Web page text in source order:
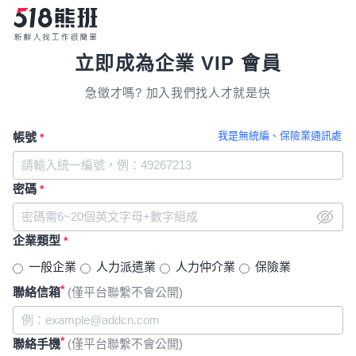
立即成為企業 VIP 會員
急徵才嗎? 加入我們找人才就是快
我是無統編、保險業通訊處
帳號 *
密碼 *
企業類型 *
一般企業 人力派遣業 人力仲介業
保險業
聯絡信箱* (僅平台聯繫不會公開)
聯絡手機* (僅平台聯繫不會公開)